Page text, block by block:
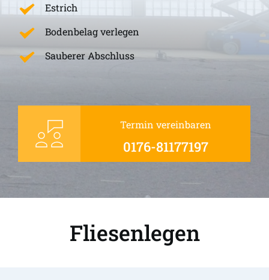
Estrich
Bodenbelag verlegen
Sauberer Abschluss
Termin vereinbaren
0176-81177197
Fliesenlegen